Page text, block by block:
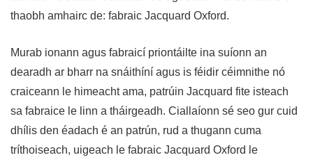
thaobh amhairc de: fabraic Jacquard Oxford.
Murab ionann agus fabraicí priontáilte ina suíonn an
dearadh ar bharr na snáithíní agus is féidir céimnithe nó
craiceann le himeacht ama, patrúin Jacquard fite isteach
sa fabraice le linn a tháirgeadh. Ciallaíonn sé seo gur cuid
dhílis den éadach é an patrún, rud a thugann cuma
tríthoiseach, uigeach le fabraic Jacquard Oxford le